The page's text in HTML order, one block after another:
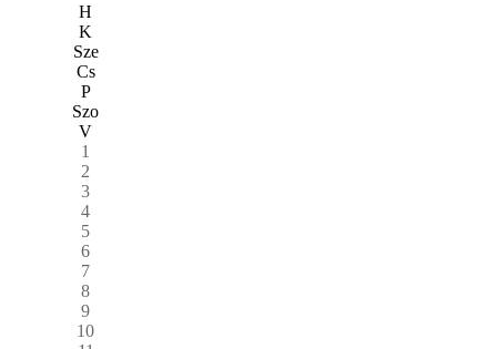
H
K
Sze
Cs
P
Szo
V
1
2
3
4
5
6
7
8
9
10